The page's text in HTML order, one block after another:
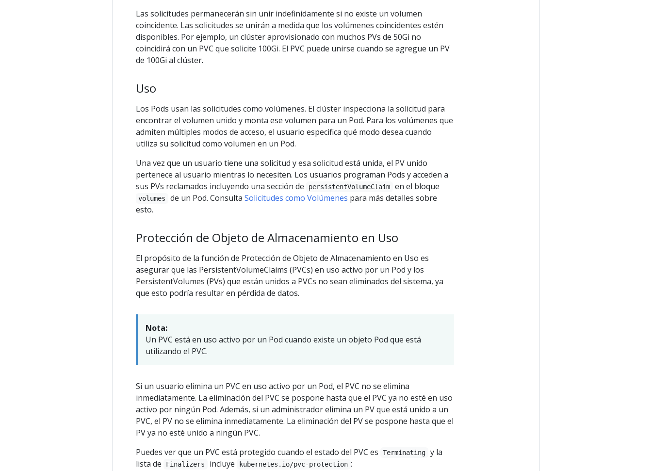
Las solicitudes permanecerán sin unir indefinidamente si no existe un volumen
coincidente. Las solicitudes se unirán a medida que los volúmenes coincidentes estén
disponibles. Por ejemplo, un clúster aprovisionado con muchos PVs de 50Gi no
coincidirá con un PVC que solicite 100Gi. El PVC puede unirse cuando se agregue un PV
de 100Gi al clúster.
Uso
Los Pods usan las solicitudes como volúmenes. El clúster inspecciona la solicitud para
encontrar el volumen unido y monta ese volumen para un Pod. Para los volúmenes que
admiten múltiples modos de acceso, el usuario especifica qué modo desea cuando
utiliza su solicitud como volumen en un Pod.
Una vez que un usuario tiene una solicitud y esa solicitud está unida, el PV unido
pertenece al usuario mientras lo necesiten. Los usuarios programan Pods y acceden a
sus PVs reclamados incluyendo una sección de
persistentVolumeClaim en el bloque
volumes de un Pod. Consulta Solicitudes como Volúmenes para más detalles sobre
esto.
Protección de Objeto de Almacenamiento en Uso
El propósito de la función de Protección de Objeto de Almacenamiento en Uso es
asegurar que las PersistentVolumeClaims (PVCs) en uso activo por un Pod y los
PersistentVolumes (PVs) que están unidos a PVCs no sean eliminados del sistema, ya
que esto podría resultar en pérdida de datos.
Nota:
Un PVC está en uso activo por un Pod cuando existe un objeto Pod que está
utilizando el PVC.
Si un usuario elimina un PVC en uso activo por un Pod, el PVC no se elimina
inmediatamente. La eliminación del PVC se pospone hasta que el PVC ya no esté en uso
activo por ningún Pod. Además, si un administrador elimina un PV que está unido a un
PVC, el PV no se elimina inmediatamente. La eliminación del PV se pospone hasta que el
PV ya no esté unido a ningún PVC.
Puedes ver que un PVC está protegido cuando el estado del PVC es
Terminating
y la
lista de
Finalizers incluye kubernetes.io/pvc-protection :